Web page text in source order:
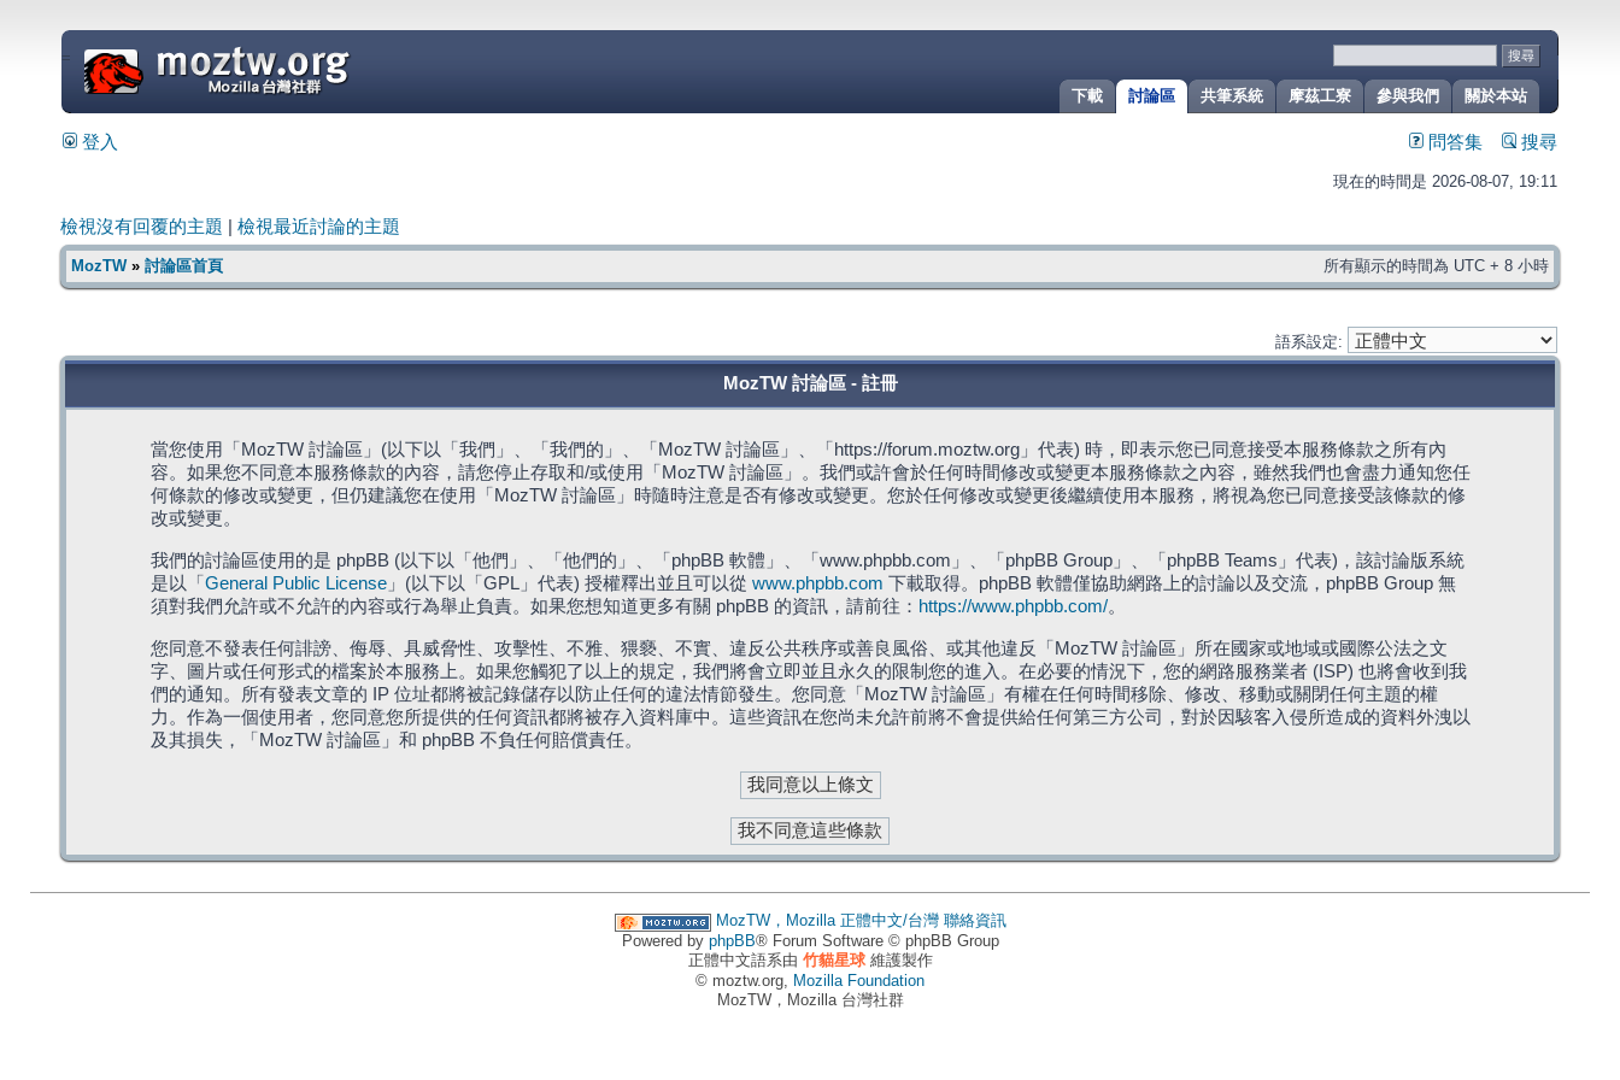
關於本站
參與我們
摩茲工寮
共筆系統
討論區
下載
=
登入 問答集 搜尋
現在的時間是 2026-08-07, 19:11
檢視沒有回覆的主題 檢視最近討論的主題
MozTW» 討論區首頁 所有顯示的時間為 UTC + 8 小時
語系設定:
MozTW 討論區 - 註冊
當您使用「MozTW 討論區」(以下以「我們」、「我們的」、「MozTW 討論區」、「https://forum.moztw.org」代表) 時，即表示您已同意接受本服務條款之所有內
容。如果您不同意本服務條款的內容，請您停止存取和/或使用「MozTW 討論區」。我們或許會於任何時間修改或變更本服務條款之內容，雖然我們也會盡力通知您任
何條款的修改或變更，但仍建議您在使用「MozTW 討論區」時隨時注意是否有修改或變更。您於任何修改或變更後繼續使用本服務，將視為您已同意接受該條款的修
改或變更。
我們的討論區使用的是 phpBB (以下以「他們」、「他們的」、「phpBB 軟體」、「www.phpbb.com」、「phpBB Group」、「phpBB Teams」代表)，該討論版系統
是以「 General Public License」(以下以「GPL」代表) 授權釋出並且可以從 www.phpbb.com 下載取得。phpBB 軟體僅協助網路上的討論以及交流，phpBB Group 無
須對我們允許或不允許的內容或行為舉止負責。如果您想知道更多有關 phpBB 的資訊，請前往： https://www.phpbb.com/。
您同意不發表任何誹謗、侮辱、具威脅性、攻擊性、不雅、猥褻、不實、違反公共秩序或善良風俗、或其他違反「MozTW 討論區」所在國家或地域或國際公法之文
字、圖片或任何形式的檔案於本服務上。如果您觸犯了以上的規定，我們將會立即並且永久的限制您的進入。在必要的情況下，您的網路服務業者 (ISP) 也將會收到我
們的通知。所有發表文章的 IP 位址都將被記錄儲存以防止任何的違法情節發生。您同意「MozTW 討論區」有權在任何時間移除、修改、移動或關閉任何主題的權
力。作為一個使用者，您同意您所提供的任何資訊都將被存入資料庫中。這些資訊在您尚未允許前將不會提供給任何第三方公司，對於因駭客入侵所造成的資料外洩以
及其損失，「MozTW 討論區」和 phpBB 不負任何賠償責任。
MozTW，Mozilla 正體中文/台灣 聯絡資訊
Powered by phpBB® Forum Software © phpBB Group
正體中文語系由 竹貓星球維護製作
© moztw.org, Mozilla Foundation
MozTW，Mozilla 台灣社群